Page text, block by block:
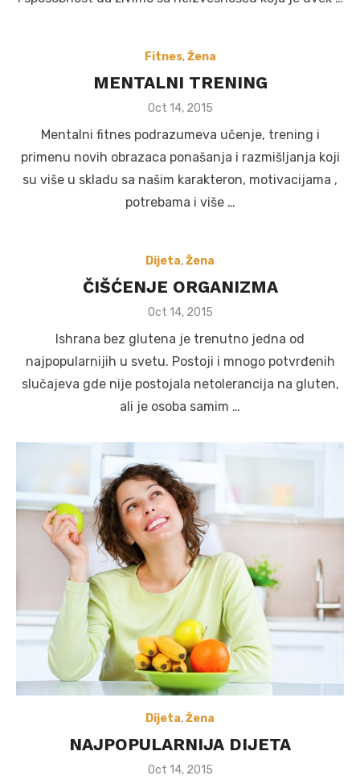
Fitnes,Žena
MENTALNI TRENING
Posted
Oct 14, 2015
Mentalni fitnes podrazumeva učenje, trening i
primenu novih obrazaca ponašanja i razmišljanja koji
su više u skladu sa našim karakteron, motivacijama ,
potrebama i više …
Dijeta,Žena
ČIŠĆENJE ORGANIZMA
Posted
Oct 14, 2015
Ishrana bez glutena je trenutno jedna od
najpopularnijih u svetu. Postoji i mnogo potvrđenih
slučajeva gde nije postojala netolerancija na gluten,
ali je osoba samim …
Dijeta,Žena
NAJPOPULARNIJA DIJETA
Posted
Oct 14, 2015